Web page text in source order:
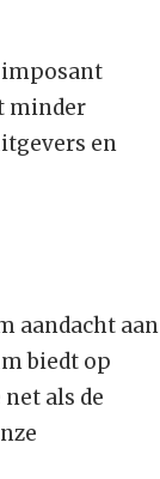
imposant
minder
en
aandacht aan
biedt op
net als de